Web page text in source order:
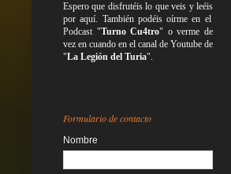
Espero que disfrutéis lo queveis yleéis
por aquí. También podéis oírme en el
Podcast "Turno Cu4tro" o verme de
vez en cuando en el canal de Youtube de
"La Legión del Turia".
Formulario de contacto
Nombre